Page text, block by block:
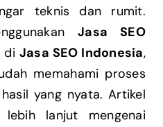
teknis dan rumit.
Jasa SEO
di Jasa SEO Indonesia,
memahami proses
yang nyata. Artikel
lanjut mengenai